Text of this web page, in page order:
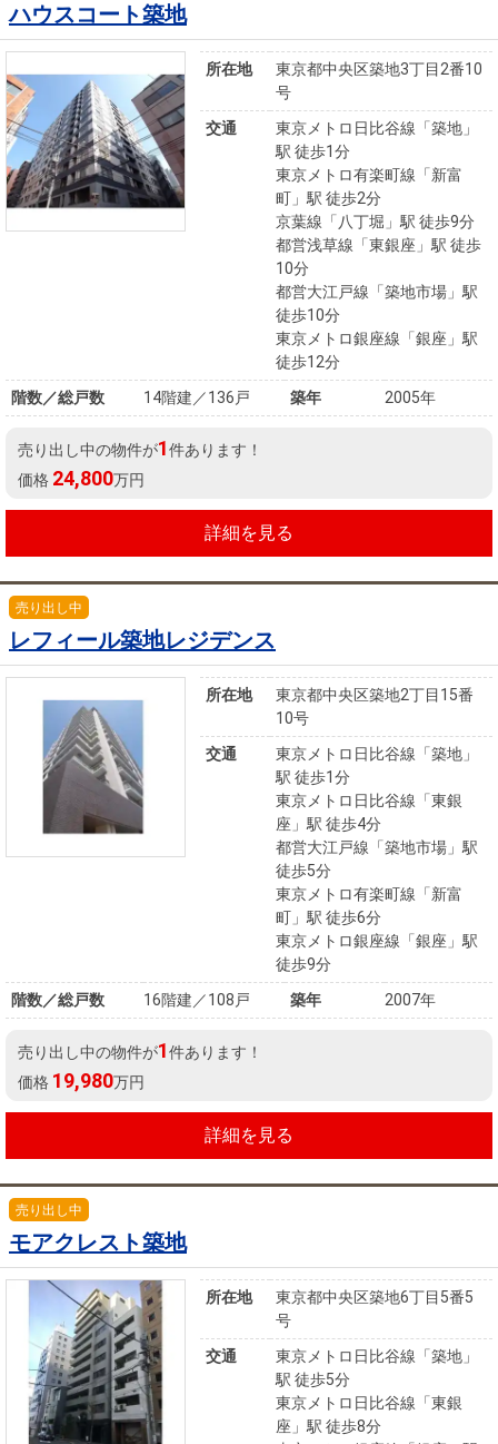
ハウスコート築地
所在地
東京都中央区築地3丁目2番10
号
交通
東京メトロ日比谷線「築地」
駅 徒歩1分
東京メトロ有楽町線「新富
町」駅 徒歩2分
京葉線「八丁堀」駅 徒歩9分
都営浅草線「東銀座」駅 徒歩
10分
都営大江戸線「築地市場」駅
徒歩10分
東京メトロ銀座線「銀座」駅
徒歩12分
階数／総戸数
14階建／136戸 築年 2005年
売り出し中の物件が1件あります！
価格 24,800万円
詳細を見る
レフィール築地レジデンス
売り出し中
所在地
東京都中央区築地2丁目15番
10号
交通
東京メトロ日比谷線「築地」
駅 徒歩1分
東京メトロ日比谷線「東銀
座」駅 徒歩4分
都営大江戸線「築地市場」駅
徒歩5分
東京メトロ有楽町線「新富
町」駅 徒歩6分
東京メトロ銀座線「銀座」駅
徒歩9分
階数／総戸数
16階建／108戸 築年 2007年
売り出し中の物件が1件あります！
価格 19,980万円
詳細を見る
モアクレスト築地
売り出し中
所在地
東京都中央区築地6丁目5番5
号
交通
東京メトロ日比谷線「築地」
駅 徒歩5分
東京メトロ日比谷線「東銀
座」駅 徒歩8分